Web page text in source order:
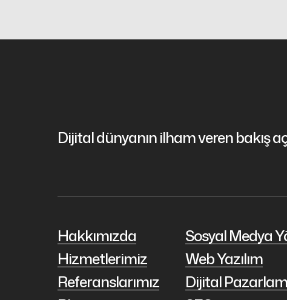
Dijital dünyanın ilham veren bakış
Hakkımızda
Hizmetlerimiz
Referanslarımız
Sosyal Medya
Web Yazılım
Dijital